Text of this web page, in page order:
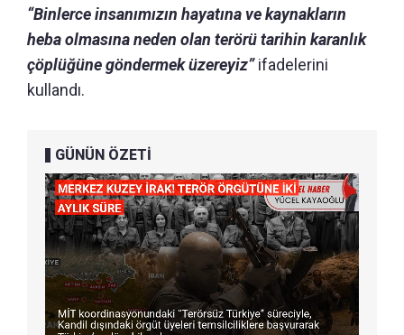
“Binlerce insanımızın hayatına ve kaynakların
heba olmasına neden olan terörü tarihin karanlık
çöplüğüne göndermek üzereyiz”ifadelerini
kullandı.
GÜNÜN ÖZETİ